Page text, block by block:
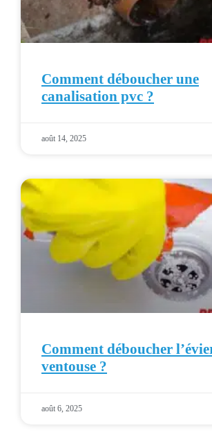
Comment déboucher une
canalisation pvc ?
août 14, 2025
Comment déboucher
ventouse ?
août 6, 2025